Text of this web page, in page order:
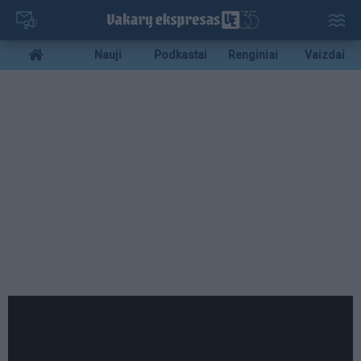
Pereiti
pagrindinį
turinį
Mobile
menu
Nauji Podkastai Renginiai Vaizdai